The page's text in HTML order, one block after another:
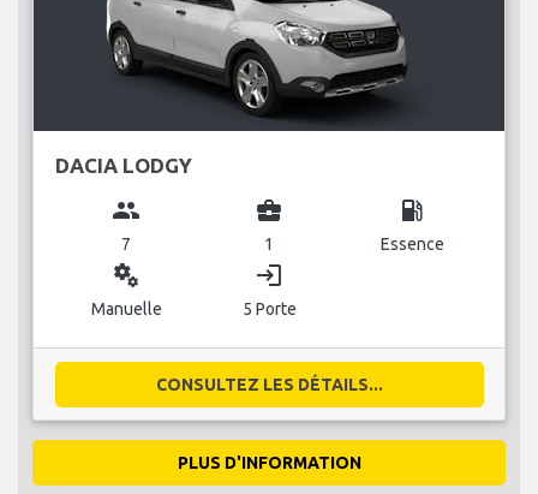
DACIA LODGY
group
7
business_center
1
local_gas_station
Essence
miscellaneous_services
Manuelle
login
5 Porte
CONSULTEZ LES DÉTAILS...
PLUS D'INFORMATION